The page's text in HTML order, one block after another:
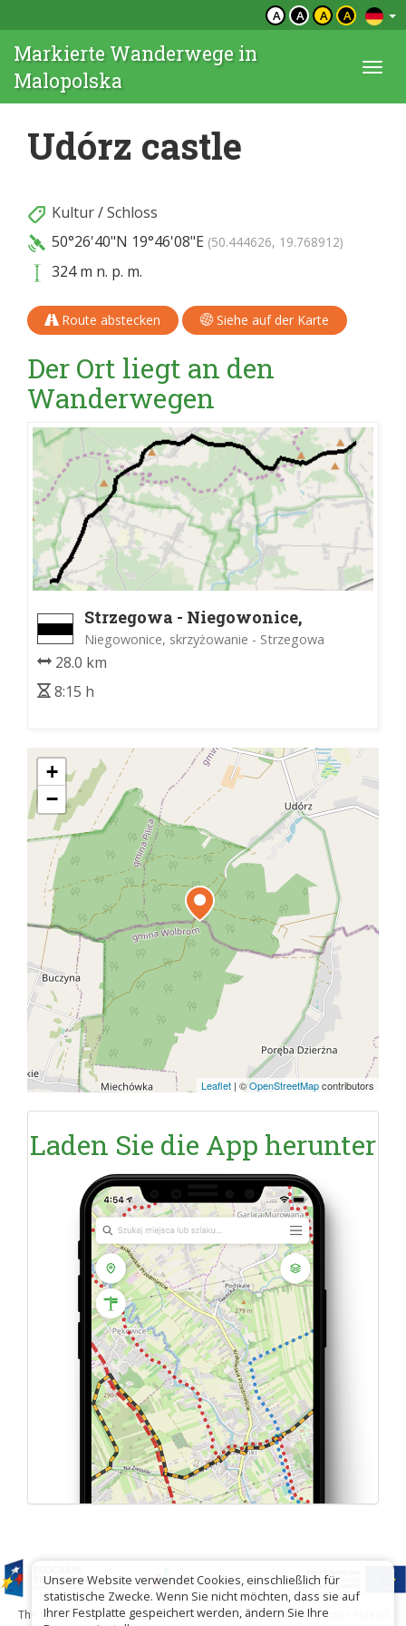
A A A A
Markierte Wanderwege in
Malopolska
Udórz castle
Kultur/Schloss
50°26'40"N 19°46'08"E (50.444626, 19.768912)
324 m n. p. m.
Route abstecken Siehe auf der Karte
Der Ort liegt an den
Wanderwegen
Strzegowa - Niegowonice,
skrzyżowanie
Niegowonice, skrzyżowanie - Strzegowa
28.0 km
8:15 h
+
−
Leaflet | ©OpenStreetMapcontributors
Laden Sie die App herunter
The project has been carried out with financial support of Lesser Poland
Unsere Website verwendet Cookies, einschließlich für
statistische Zwecke. Wenn Sie nicht möchten, dass sie auf
Ihrer Festplatte gespeichert werden, ändern Sie Ihre